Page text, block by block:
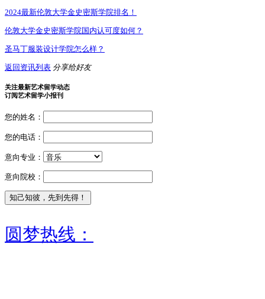
2024最新伦敦大学金史密斯学院排名！
伦敦大学金史密斯学院国内认可度如何？
圣马丁服装设计学院怎么样？
返回资讯列表 分享给好友
关注最新艺术留学动态
订阅艺术留学小报刊
您的姓名：
您的电话：
意向专业：
意向院校：
圆梦热线：